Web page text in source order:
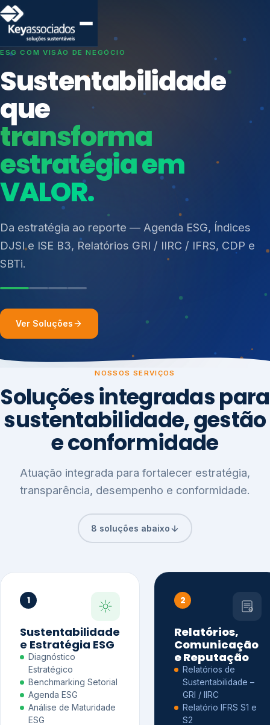
SISTEMAS DE GESTÃO OTIMIZADOS E INTEGRADOS
Conformidade que
protege seu
negócio.
Consultoria, auditoria e treinamentos em ISO 27001,
ISO 27701, ISO 42001, ISO 37001, ISO 9001, ISO
14001, ISO 45001, ONA e PNQ — Gestão de
resíduos sólidos (PGRS/PMGRS).
Índices de Mercado
Mudanças Climáticas
Reputação e Cadeia
Reporte Regulatório
Ver Soluções
NOSSOS SERVIÇOS
Soluções integradas para
sustentabilidade, gestão
e conformidade
Atuação integrada para fortalecer estratégia,
transparência, desempenho e conformidade.
8 soluções abaixo
1
Sustentabilidade
e Estratégia ESG
Diagnóstico
Estratégico
Benchmarking Setorial
Agenda ESG
Análise de Maturidade
ESG
2
Relatórios,
Comunicação
e Reputação
Relatórios de
Sustentabilidade –
GRI / IIRC
Relatório IFRS S1 e
S2